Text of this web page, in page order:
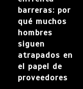
barreras: por
qué muchos
hombres
siguen
atrapados en
el papel de
proveedores